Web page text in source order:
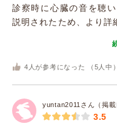
診察時に心臓の音を聴
説明されたため、より詳
4 人が参考になった （ 5 人中）
yuntan2011さん（掲載
3.5